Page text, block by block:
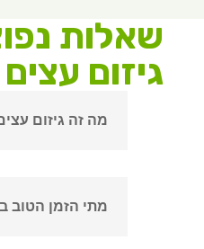
שאלות
גיזום עצים
מה זה גיזום
מתי הזמן הטוב